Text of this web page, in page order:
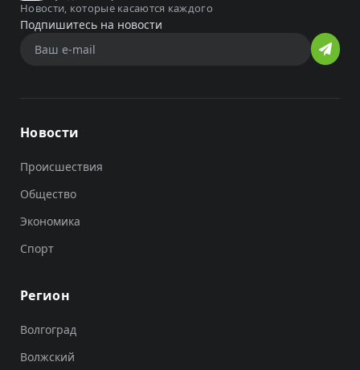
Новости, которые касаются каждого
Подпишитесь на новости
Новости
Происшествия
Общество
Экономика
Спорт
Регион
Волгоград
Волжский